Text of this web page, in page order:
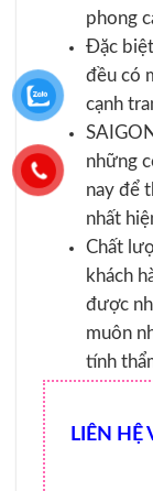
phong
Đặc biệt
đều có
cạnh
những
nay để
nhất
Chất
khách
được
muôn
tính
LIÊN